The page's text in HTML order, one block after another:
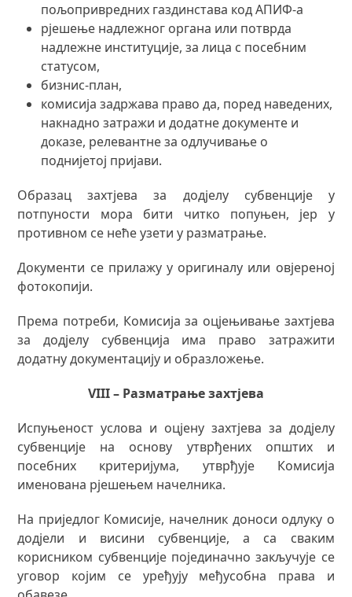
пољопривредних газдинстава код АПИФ-а
рјешење надлежног органа или потврда
надлежне институције, за лица с посебним
статусом,
бизнис-план,
комисија задржава право да, поред наведених,
накнадно затражи и додатне документе и
доказе, релевантне за одлучивање о
поднијетој пријави.
Образац захтјева за додјелу субвенције у
потпуности мора бити читко попуњен, јер у
противном се неће узети у разматрање.
Документи се прилажу у оригиналу или овјереној
фотокопији.
Према потреби, Комисија за оцјењивање захтјева
за додјелу субвенција има право затражити
додатну документацију и образложење.
VIII– Разматрање захтјева
Испуњеност услова и оцјену захтјева за додјелу
субвенције на основу утврђених општих и
посебних критеријума, утврђује Комисија
именована рјешењем начелника.
На приједлог Комисије, начелник доноси одлуку о
додјели и висини субвенције, а са сваким
корисником субвенције појединачно закључује се
уговор којим се уређују међусобна права и